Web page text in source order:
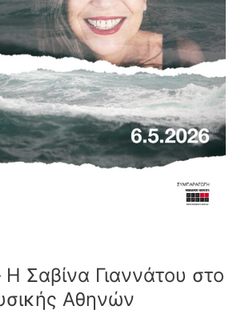
Σαβίνα Γιαννάτου στο
Αθηνών